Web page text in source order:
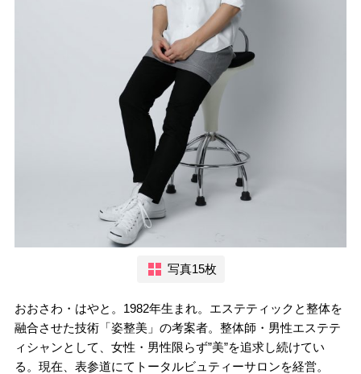
写真15枚
おおさわ・はやと。1982年生まれ。エステティックと整体を
融合させた技術「姿整美」の考案者。整体師・男性エステテ
ィシャンとして、女性・男性限らず”美”を追求し続けてい
る。現在、表参道にてトータルビュティーサロンを経営。